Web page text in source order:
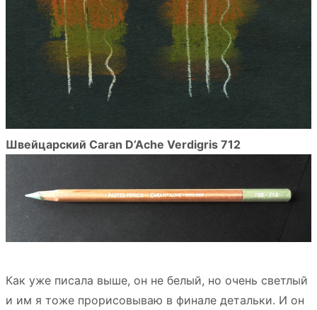
Швейцарский Caran D’Ache Verdigris 712
Как уже писала выше, он не белый, но очень светлый
и им я тоже прорисовываю в финале детальки. И он